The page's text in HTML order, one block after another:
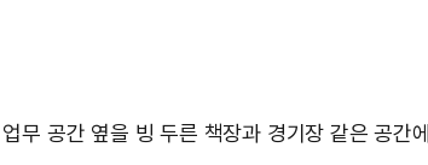
공간 옆을 빙 두른 책장과 경기장 같은 공간